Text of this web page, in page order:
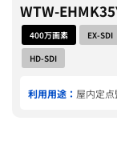
WTW-
400万画素
EX-SDI
HD-SDI
利用用途： 屋内定点